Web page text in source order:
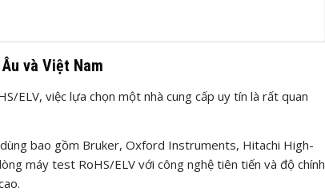
và Việt Nam
ELV, việc lựa chọn một nhà cung cấp uy tín là rất quan
bao gồm Bruker, Oxford Instruments, Hitachi High-
máy test RoHS/ELV với công nghệ tiên tiến và độ chính